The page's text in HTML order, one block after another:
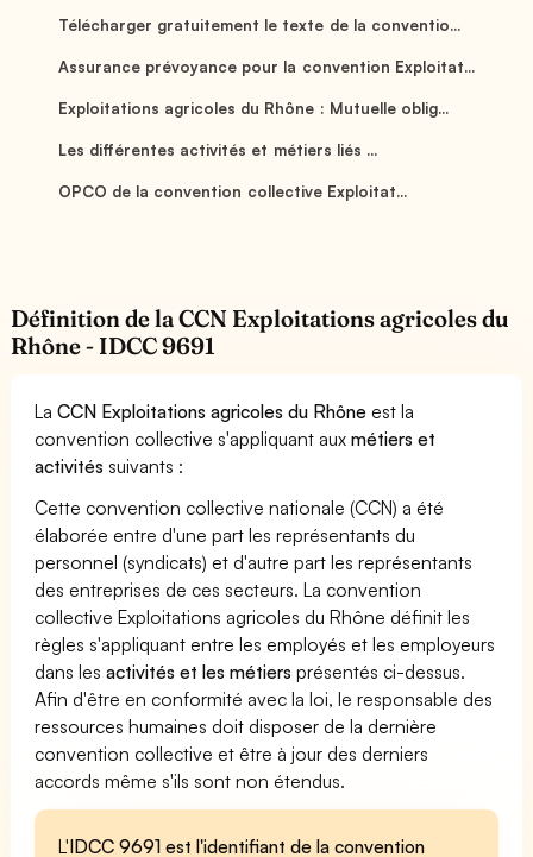
Télécharger gratuitement le texte de la conventio...
Assurance prévoyance pour la convention Exploitat...
Exploitations agricoles du Rhône : Mutuelle oblig...
Les différentes activités et métiers liés ...
OPCO de la convention collective Exploitat...
Définition de la CCN Exploitations agricoles du
Rhône - IDCC 9691
LaCCN Exploitations agricoles du Rhône est la
convention collective s'appliquant auxmétiers et
activités suivants :
Cette convention collective nationale (CCN) a été
élaborée entre d'une part les représentants du
personnel (syndicats) et d'autre part les représentants
des entreprises de ces secteurs. La convention
collective Exploitations agricoles du Rhône définit les
règles s'appliquant entre les employés et les employeurs
dans lesactivités et les métiers présentés ci-dessus.
Afin d'être en conformité avec la loi, le responsable des
ressources humaines doit disposer de la dernière
convention collective et être à jour des derniers
accords même s'ils sont non étendus.
L'IDCC 9691 est l'identifiant de la convention